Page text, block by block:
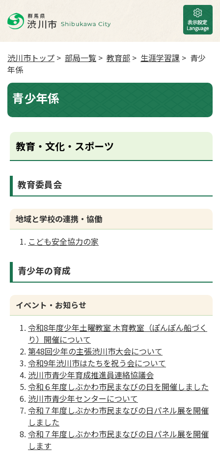
渋川市トップ > 部局一覧 > 教育部 > 生涯学習課 > 青少
年係
青少年係
教育・文化・スポーツ
教育委員会
地域と学校の連携・協働
こども安全協力の家
青少年の育成
イベント・お知らせ
令和8年度少年土曜教室 木育教室（ぽんぽん船づく
り）開催について
第48回少年の主張渋川市大会について
令和9年渋川市はたちを祝う会について
渋川市青少年育成推進員連絡協議会
令和６年度しぶかわ市民まなびの日を開催しました
渋川市青少年センターについて
令和７年度しぶかわ市民まなびの日パネル展を開催
しました
令和７年度しぶかわ市民まなびの日パネル展を開催
します